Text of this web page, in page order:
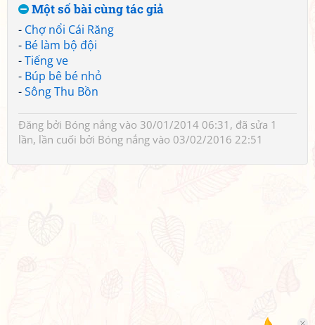
Một số bài cùng tác giả
- Chợ nổi Cái Răng
- Bé làm bộ đội
-Tiếng ve
- Búp bê bé nhỏ
-Sông Thu Bồn
Đăng bởi Bóng nắng vào 30/01/2014 06:31, đã sửa 1
lần, lần cuối bởi Bóng nắng vào 03/02/2016 22:51